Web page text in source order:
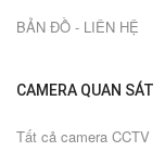
BẢN ĐỒ - LIÊN HỆ
CAMERA QUAN SÁT
Tất cả camera CCTV